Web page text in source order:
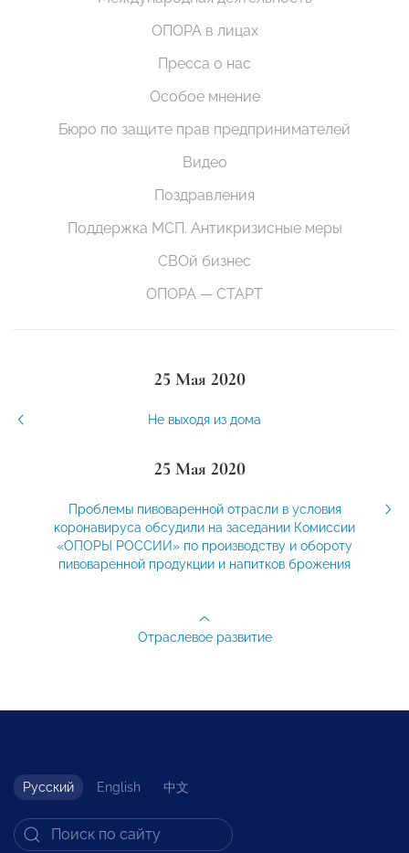
ОПОРА в лицах
Пресса о нас
Особое мнение
Бюро по защите прав предпринимателей
Видео
Поздравления
Поддержка МСП. Антикризисные меры
СВОй бизнес
ОПОРА — СТАРТ
25 Мая 2020
Не выходя из дома
25 Мая 2020
Проблемы пивоваренной отрасли в условия
коронавируса обсудили на заседании Комиссии
«ОПОРЫ РОССИИ» по производству и обороту
пивоваренной продукции и напитков брожения
Отраслевое развитие
Русский English 中文